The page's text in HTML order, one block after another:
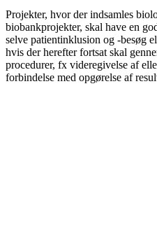
Projekter, hvor der indsamles
biobankprojekter, skal have en
selve patientinklusion og -besøg
hvis der herefter fortsat skal
procedurer, fx videregivelse af
forbindelse med opgørelse af